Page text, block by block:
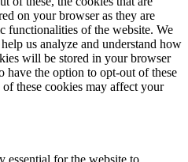
on your browser as they are
functionalities of the website. We
us analyze and understand how
will be stored in your browser
have the option to opt-out of these
these cookies may affect your
essential for the website to